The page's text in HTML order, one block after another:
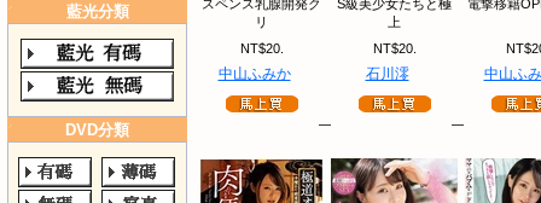
藍光分類
DVD分類
スペンス乳腺開発ク
リ
NT$20.
中山ふみか
S級美少女たちと極
上
NT$20.
石川澪
電撃移籍
中山ふ